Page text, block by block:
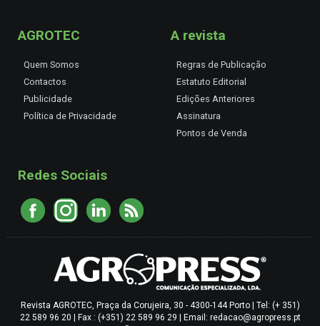
AGROTEC
Quem Somos
Contactos
Publicidade
Política de Privacidade
A revista
Regras de Publicação
Estatuto Editorial
Edições Anteriores
Assinatura
Pontos de Venda
Redes Sociais
Revista AGROTEC, Praça da Corujeira, 30 - 4300-144 Porto | Tel: (+ 351)
22 589 96 20 | Fax : (+351) 22 589 96 29 | Email: redacao@agropress.pt